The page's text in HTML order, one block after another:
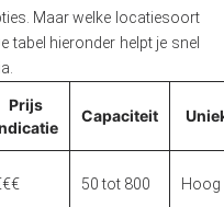
Maar welke locatiesoort
tabel hieronder helpt je snel
Prijs
Capaciteit
50 tot 800 Hoog